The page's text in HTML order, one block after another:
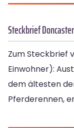
Steckbrief Doncaster
Zum Steckbrief
Einwohner):
dem ältesten
Pferderennen,